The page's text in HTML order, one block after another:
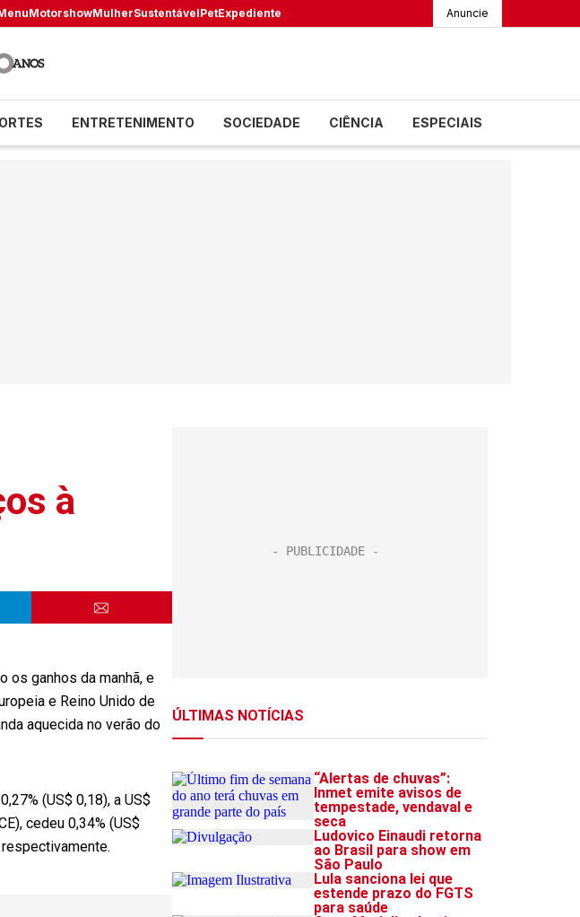
MotorshowMulherSustentávelPetExpediente Anuncie
ENTRETENIMENTO SOCIEDADE CIÊNCIA ESPECIAIS
à
os ganhos da manhã, e
e Reino Unido de
aquecida no verão do
(US$ 0,18), a US$
cedeu 0,34% (US$
respectivamente.